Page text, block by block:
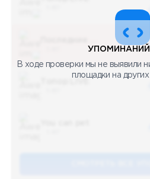
УПОМИНАНИЙ
В ходе проверки мы не выявили
площадки на